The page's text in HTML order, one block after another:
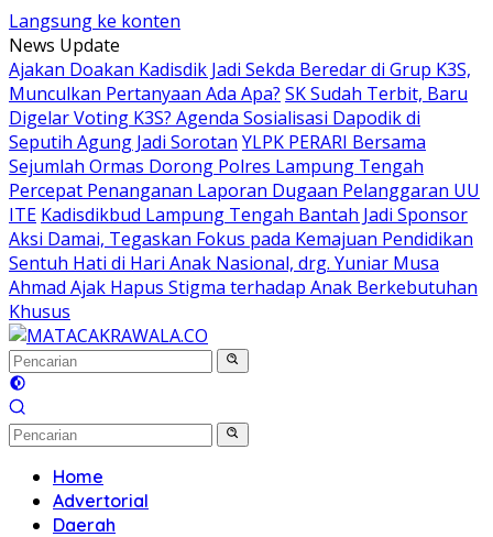
Langsung ke konten
News Update
Ajakan Doakan Kadisdik Jadi Sekda Beredar di Grup K3S,
Munculkan Pertanyaan Ada Apa? SK Sudah Terbit, Baru
Digelar Voting K3S? Agenda Sosialisasi Dapodik di
Seputih Agung Jadi Sorotan YLPK PERARI Bersama
Sejumlah Ormas Dorong Polres Lampung Tengah
Percepat Penanganan Laporan Dugaan Pelanggaran UU
ITE Kadisdikbud Lampung Tengah Bantah Jadi Sponsor
Aksi Damai, Tegaskan Fokus pada Kemajuan Pendidikan
Sentuh Hati di Hari Anak Nasional, drg. Yuniar Musa
Ahmad Ajak Hapus Stigma terhadap Anak Berkebutuhan
Khusus
Home
Advertorial
Daerah